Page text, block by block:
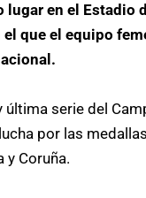
en el Estadio
que el equipo
serie del
por las
y Coruña.